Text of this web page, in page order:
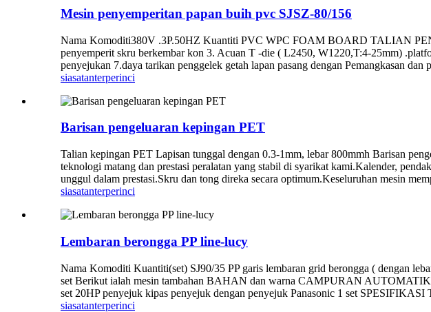
Mesin penyemperitan papan buih pvc SJSZ-80/156
Nama Komoditi380V .3P.50HZ Kuantiti PVC WPC FOAM BOARD TALIAN
penyemperit skru berkembar kon 3. Acuan T -die ( L2450, W1220,T:4-25mm)
penyejukan 7.daya tarikan penggelek getah lapan pasang dengan Pemangkasan
siasatanterperinci
Barisan pengeluaran kepingan PET
Talian kepingan PET Lapisan tunggal dengan 0.3-1mm, lebar 800mmh Barisan
teknologi matang dan prestasi peralatan yang stabil di syarikat kami.Kalender,
unggul dalam prestasi.Skru dan tong direka secara optimum.Keseluruhan mesin
siasatanterperinci
Lembaran berongga PP line-lucy
Nama Komoditi Kuantiti(set) SJ90/35 PP garis lembaran grid berongga ( dengan
set Berikut ialah mesin tambahan BAHAN dan warna CAMPURAN AUTOMATIK
set 20HP penyejuk kipas penyejuk dengan penyejuk Panasonic 1 set
siasatanterperinci